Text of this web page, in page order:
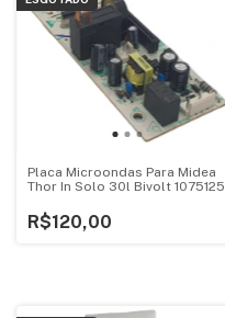
Placa Microondas Para Midea
Thor In Solo 30l Bivolt 1075125
R$120,00